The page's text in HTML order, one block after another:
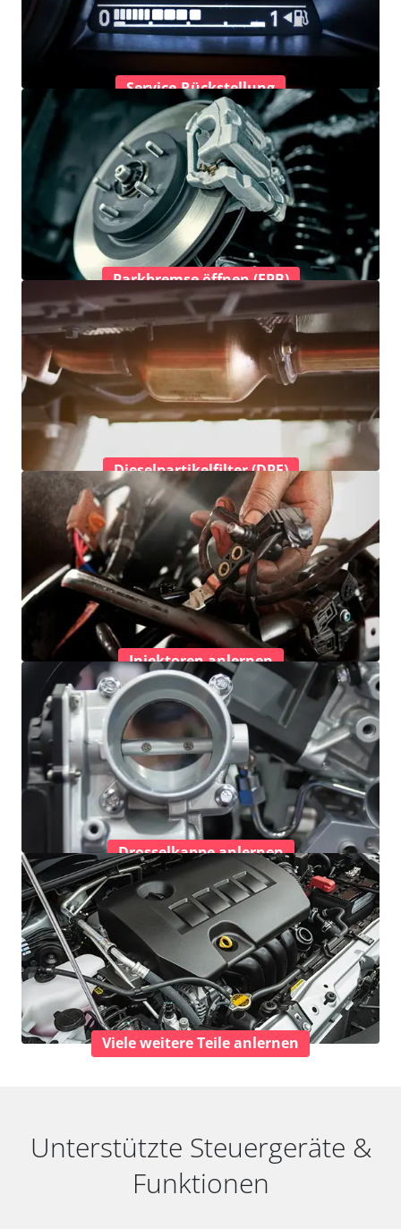
Service-Rückstellung
Parkbremse öffnen (EPB)
Dieselpartikelfilter (DPF)
Injektoren anlernen
Drosselkappe anlernen
Viele weitere Teile anlernen
Unterstützte Steuergeräte &
Funktionen